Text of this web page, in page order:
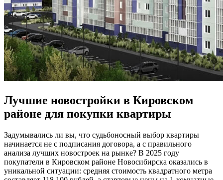
Лучшие новостройки в Кировском
районе для покупки квартиры
Задумывались ли вы, что судьбоносный выбор квартиры
начинается не с подписания договора, а с правильного
анализа лучших новостроек на рынке? В 2025 году
покупатели в Кировском районе Новосибирска оказались в
уникальной ситуации: средняя стоимость квадратного метра